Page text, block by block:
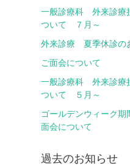
一般診療科 外来診療
ついて ７月～
外来診療 夏季休診の
ご面会について
一般診療科 外来診療
ついて ５月～
ゴールデンウィーク期
面会について
過去のお知らせ